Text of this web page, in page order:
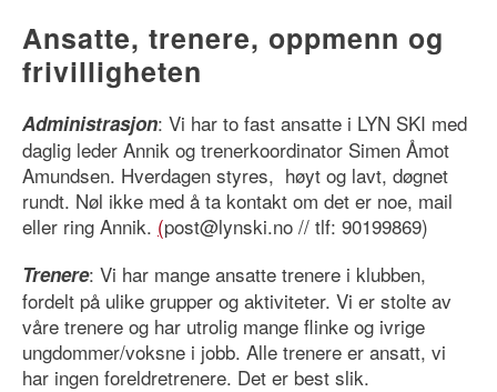
Ansatte, trenere, oppmenn og
frivilligheten
Administrasjon: Vi har to fast ansatte i LYN SKI med
daglig leder Annik og trenerkoordinator Simen Åmot
Amundsen. Hverdagen styres, høyt og lavt, døgnet
rundt. Nøl ikke med å ta kontakt om det er noe, mail
eller ring Annik. (post@lynski.no // tlf: 90199869)
Trenere: Vi har mange ansatte trenere i klubben,
fordelt på ulike grupper og aktiviteter. Vi er stolte av
våre trenere og har utrolig mange flinke og ivrige
ungdommer/voksne i jobb. Alle trenere er ansatt, vi
har ingen foreldretrenere. Det er best slik.